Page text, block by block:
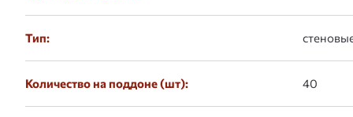
Тип:
Количество на поддоне (шт): 40